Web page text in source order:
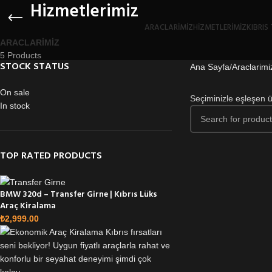
ARACLARIMIZHIZMETLERIMIZKIBRIS
Hizmetlerimiz
ARACLARIMIZ
5 Products
STOCK STATUS
On sale
In stock
TOP RATED PRODUCTS
BMW 320d – Transfer Girne | Kıbrıs Lüks
Araç Kiralama
₺2,999.00
Ana Sayfa
Seçiminizle eşleşen